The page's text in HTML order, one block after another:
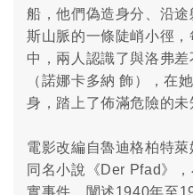
船，他們偽造身分、沿
斯山脈的一條陡峭小徑
中，兩人認識了與洛弗
（諾娜卡多納 飾），在
身，踏上了佈滿危險的未
電影改編自魯迪格柏特
同名小說《Der Pfad》
實事件，闡述1940年至